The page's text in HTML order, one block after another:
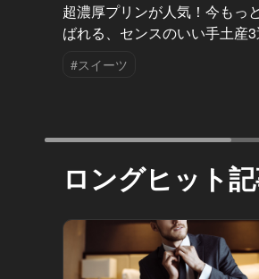
超濃厚プリンが人気！今もっ
ばれる、センスのいい手土産
#スイーツ
ロングヒット